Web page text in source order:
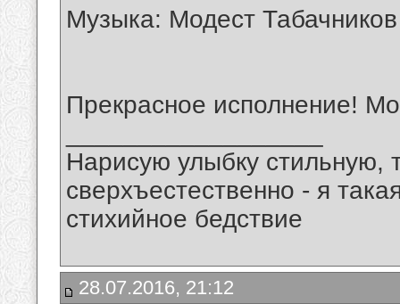
Музыка: Модест
Прекрасное исполнение!
Нарисую улыбку стильную,
сверхъестественно - я
стихийное бедствие
28.07.2016, 21:12